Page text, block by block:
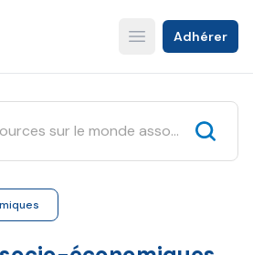
Open main menu
Adhérer